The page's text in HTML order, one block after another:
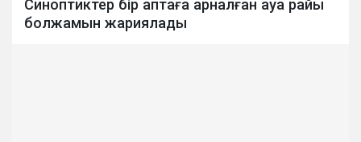
Синоптиктер бір аптаға арналған ауа райы
болжамын жариялады